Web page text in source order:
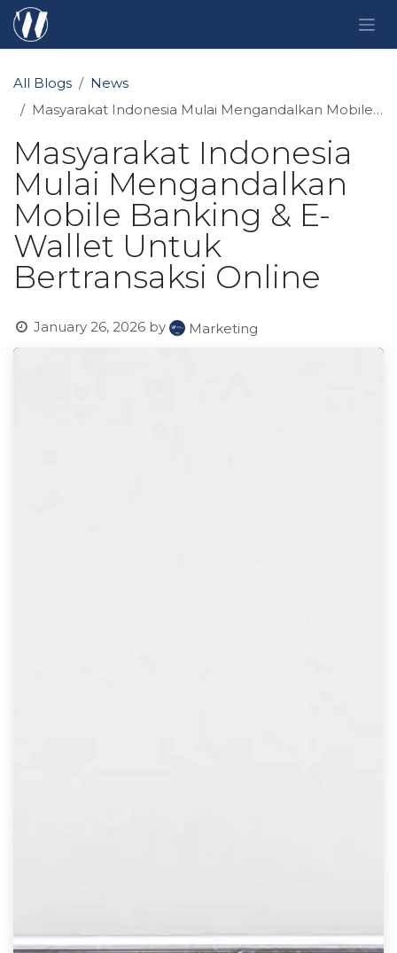
Skip to Content
All Blogs
News
Masyarakat Indonesia Mulai Mengandalkan Mobile Banking & E-Wallet Untuk Bertransaksi Online
Masyarakat Indonesia
Mulai Mengandalkan
Mobile Banking & E-
Wallet Untuk
Bertransaksi Online
January 26, 2026 by Marketing